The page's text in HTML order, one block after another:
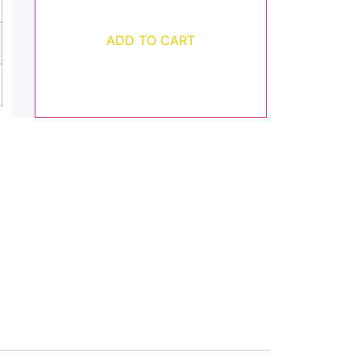
ADD TO CART